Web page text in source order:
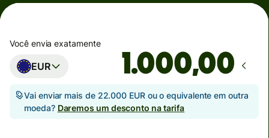
Você envia exatamente
EUR ,00
Vai enviar mais de 22.000 EUR ou o equivalente em outra
moeda? Daremos um desconto na tarifa